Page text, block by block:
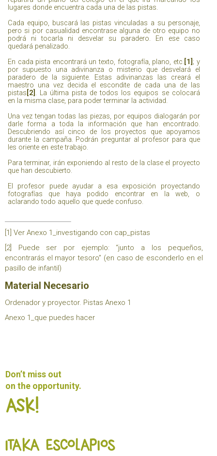
lugares donde encuentra cada una de las pistas.
Cada equipo, buscará las pistas vinculadas a su personaje,
pero si por casualidad encontrase alguna de otro equipo no
podrá ni tocarla ni desvelar su paradero. En ese caso
quedará penalizado.
En cada pista encontrará un texto, fotografía, plano, etc. [1] ; y
por supuesto una adivinanza o misterio que desvelará el
paradero de la siguiente. Estas adivinanzas las creará el
maestro una vez decida el escondite de cada una de las
pistas [2] . La última pista de todos los equipos se colocará
en la misma clase, para poder terminar la actividad.
Una vez tengan todas las piezas, por equipos dialogarán por
darle forma a toda la información que han encontrado.
Descubriendo así cinco de los proyectos que apoyamos
durante la campaña. Podrán preguntar al profesor para que
les oriente en este trabajo.
Para terminar, irán exponiendo al resto de la clase el proyecto
que han descubierto.
El profesor puede ayudar a esa exposición proyectando
fotografías que haya podido encontrar en la web, o
aclarando todo aquello que quede confuso.
[1] Ver Anexo 1_investigando con cap_pistas
[2]
Puede ser por ejemplo: “junto a los pequeños,
encontrarás el mayor tesoro” (en caso de esconderlo en el
pasillo de infantil)
Material Necesario
Ordenador y proyector. Pistas Anexo 1
Anexo 1_que puedes hacer
Don’t miss out
on the opportunity.
Ask!
ITAKA ESCOLAPIOS